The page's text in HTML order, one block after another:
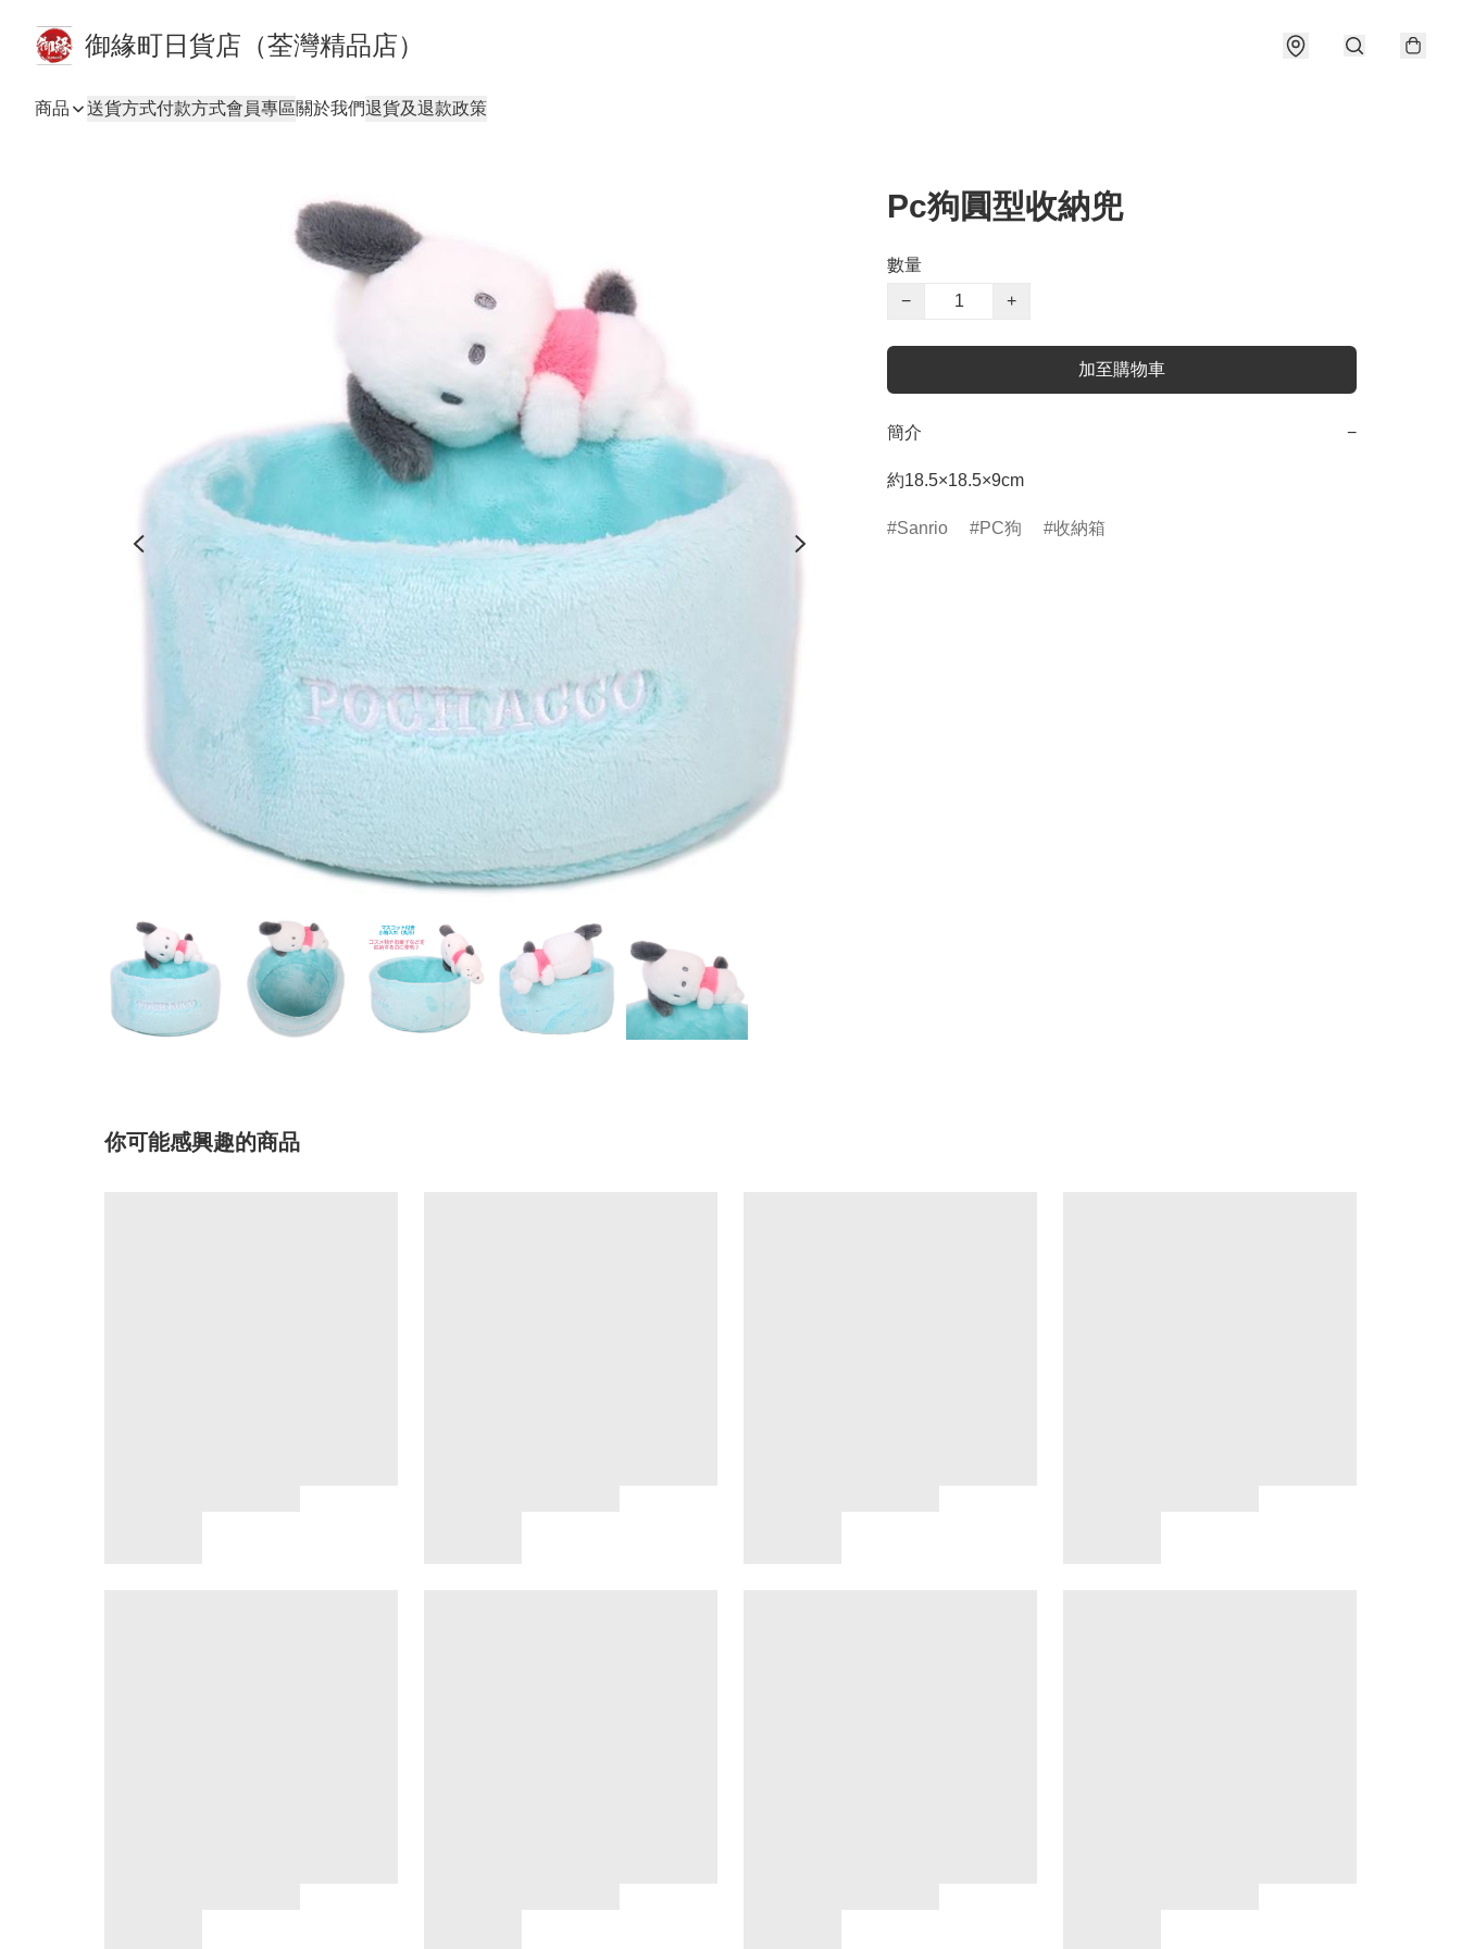
御緣町日貨店（荃灣精品店）
商品 送貨方式付款方式會員專區關於我們退貨及退款政策
Pc狗圓型收納兜
數量
−
+
加至購物車
簡介 −
約18.5×18.5×9cm
Sanrio PC狗 收納箱
你可能感興趣的商品